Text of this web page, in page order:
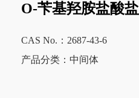
O-苄基羟胺盐酸盐
CAS No.：2687-43-6
产品分类：中间体